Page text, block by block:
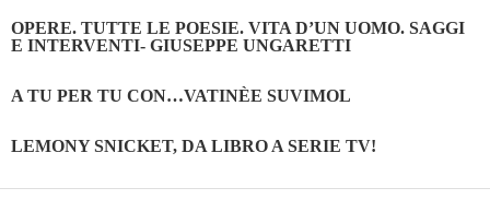
OPERE. TUTTE LE POESIE. VITA D’UN UOMO. SAGGI
E INTERVENTI- GIUSEPPE UNGARETTI
A TU PER TU CON…VATINÈE SUVIMOL
LEMONY SNICKET, DA LIBRO A SERIE TV!